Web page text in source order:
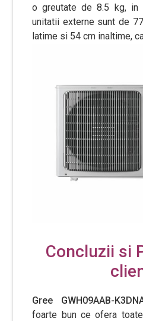
o greutate de 8.5 kg, in
unitatii externe sunt de
latime si 54 cm inaltime,
Concluzii si
Gree GWH09AAB-
foarte bun ce ofera